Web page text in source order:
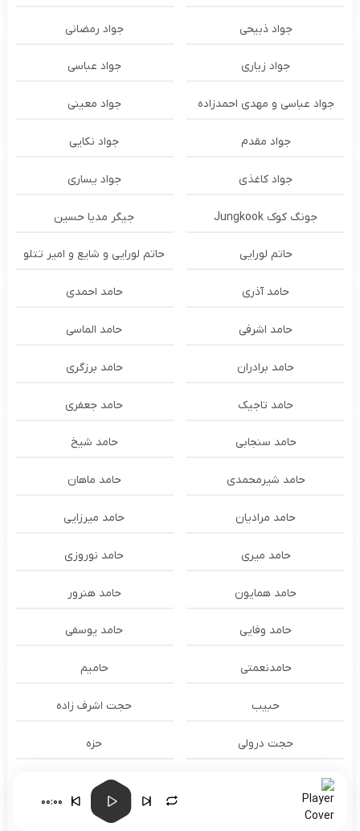
جواد ذبیحی جواد رمضانی
جواد زیاری جواد عباسی
جواد عباسی و مهدی احمدزاده جواد معینی
جواد مقدم جواد نکایی
جواد کاغذی جواد یساری
جونگ کوک Jungkook جیگر مدیا حسین
حاتم لورایی حاتم لورایی و شایع و امیر تتلو
حامد آذری حامد احمدی
حامد اشرفی حامد الماسی
حامد برادران حامد برزگری
حامد تاجیک حامد جعفری
حامد سنجابی حامد شیخ
حامد شیرمحمدی حامد ماهان
حامد مرادیان حامد میرزایی
حامد میری حامد نوروزی
حامد همایون حامد هنرور
حامد وفایی حامد یوسفی
حامدنعمتی حامیم
حبیب حجت اشرف زاده
حجت درولی حزه
حسام الدین سراج
حسام الدین موسوی و طهمورث حسام حیدری
00:00